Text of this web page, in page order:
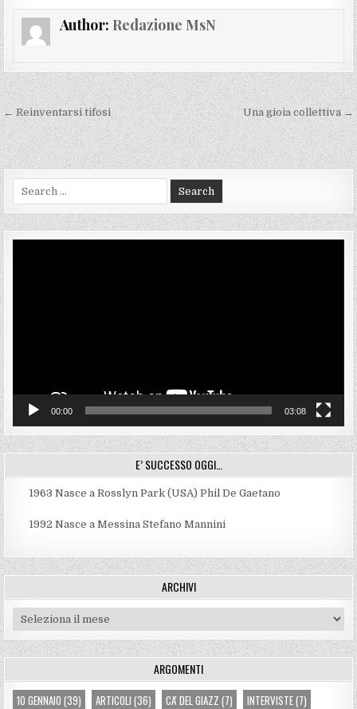
Author: Redazione MsN
Navigazione
articoli
← Reinventarsi tifosi Una gioia collettiva →
Search
for:
00:00 03:08
E’ SUCCESSO OGGI…
1963 Nasce a Rosslyn Park (USA) Phil De Gaetano
1992 Nasce a Messina Stefano Mannini
ARCHIVI
Archivi
ARGOMENTI
10 GENNAIO (39) ARTICOLI (36) CA' DEL GIAZZ (7) INTERVISTE(7)